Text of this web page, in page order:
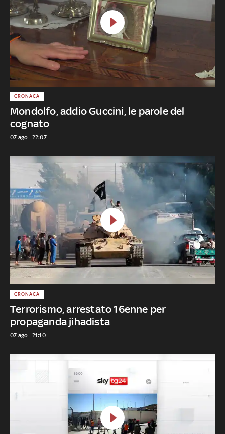
Mondolfo, addio Guccini, le parole del
cognato
CRONACA
07 ago - 22:07
Terrorismo, arrestato 16enne per
propaganda jihadista
CRONACA
07 ago - 21:10